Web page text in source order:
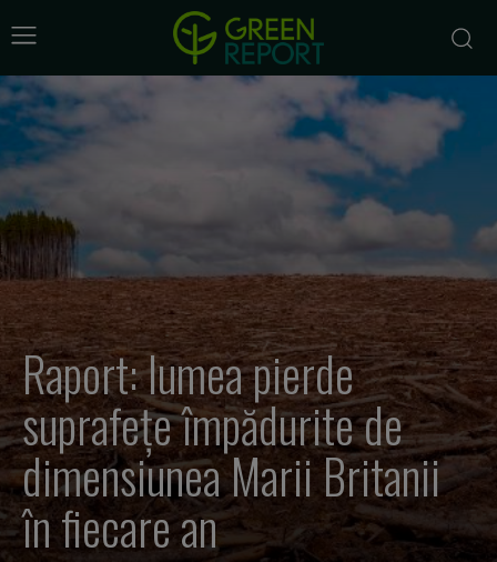
Raport: lumea pierde
suprafețe împădurite de
dimensiunea Marii Britanii
în fiecare an